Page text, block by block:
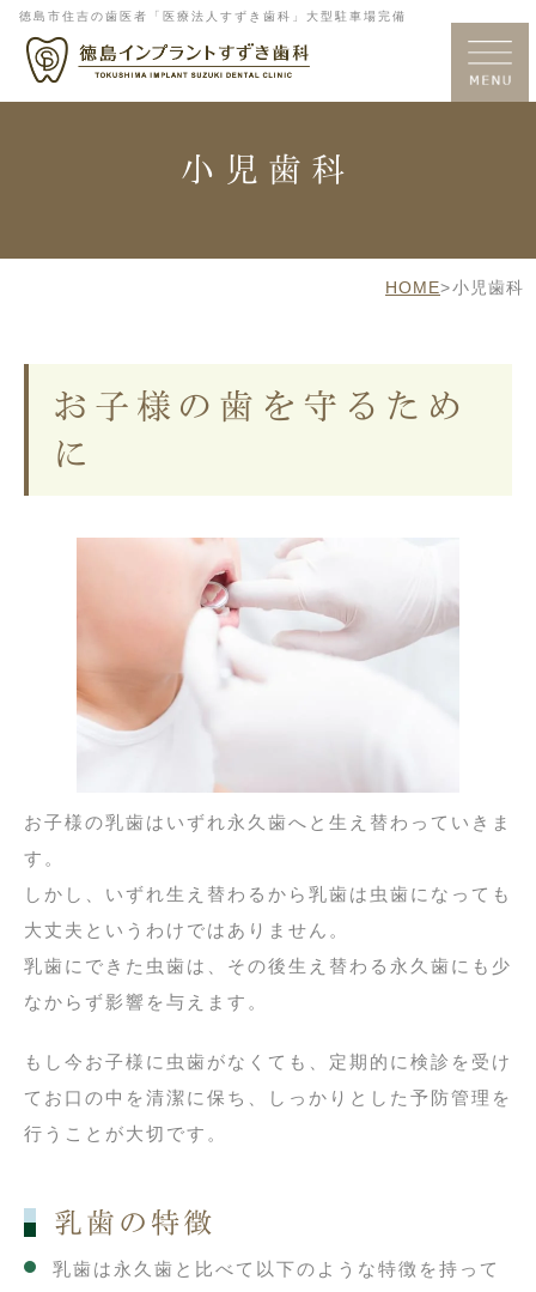
徳島市住吉の歯医者「医療法人すずき歯科」大型駐車場完備
小児歯科
HOME>小児歯科
お子様の歯を守るため
に
お子様の乳歯はいずれ永久歯へと生え替わっていきま
す。
しかし、いずれ生え替わるから乳歯は虫歯になっても
大丈夫というわけではありません。
乳歯にできた虫歯は、その後生え替わる永久歯にも少
なからず影響を与えます。
もし今お子様に虫歯がなくても、定期的に検診を受け
てお口の中を清潔に保ち、しっかりとした予防管理を
行うことが大切です。
乳歯の特徴
乳歯は永久歯と比べて以下のような特徴を持って